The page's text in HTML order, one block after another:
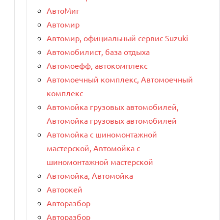
АвтоМиг
Автомир
Автомир, официальный сервис Suzuki
Автомобилист, база отдыха
Автомоефф, автокомплекс
Автомоечный комплекс, Автомоечный
комплекс
Автомойка грузовых автомобилей,
Автомойка грузовых автомобилей
Автомойка с шиномонтажной
мастерской, Автомойка с
шиномонтажной мастерской
Автомойка, Автомойка
Автоокей
Авторазбор
Авторазбор